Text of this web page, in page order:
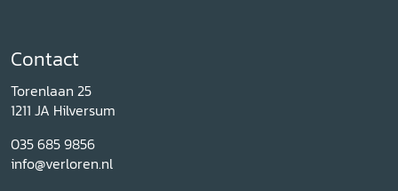
Contact
Torenlaan 25
1211 JA Hilversum
035 685 9856
info@verloren.nl